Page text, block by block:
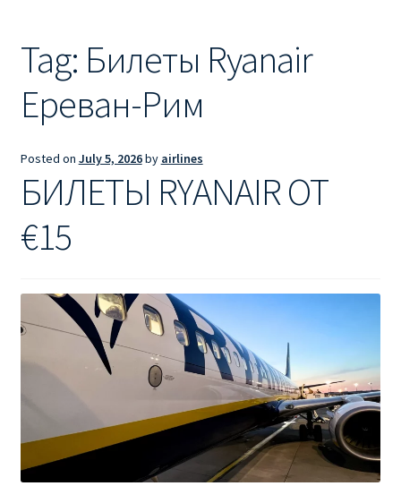
RYANAIR ИЗ РИГИ
Ryanair из Стокгольма
Ryanair из Тампере
RYANAIR ИЗ ЧЕХИИ | ПРАГА, ОСТРАВА, ПАРДУБИЦЕ,
Ryanair изменение имени
Ryanair изменения
Ryanair изменить фамилию
Tag: Билеты Ryanair
Ереван-Рим
Posted on July 5, 2026by airlines
БИЛЕТЫ RYANAIR ОТ
€15